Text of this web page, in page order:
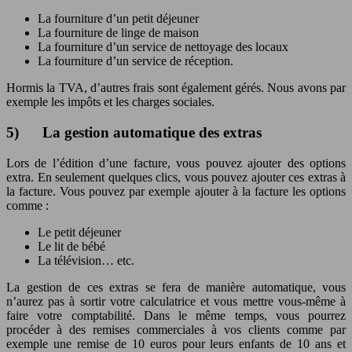
La fourniture d’un petit déjeuner
La fourniture de linge de maison
La fourniture d’un service de nettoyage des locaux
La fourniture d’un service de réception.
Hormis la TVA, d’autres frais sont également gérés. Nous avons par
exemple les impôts et les charges sociales.
5) La gestion automatique des extras
Lors de l’édition d’une facture, vous pouvez ajouter des options
extra. En seulement quelques clics, vous pouvez ajouter ces extras à
la facture. Vous pouvez par exemple ajouter à la facture les options
comme :
Le petit déjeuner
Le lit de bébé
La télévision… etc.
La gestion de ces extras se fera de manière automatique, vous
n’aurez pas à sortir votre calculatrice et vous mettre vous-même à
faire votre comptabilité. Dans le même temps, vous pourrez
procéder à des remises commerciales à vos clients comme par
exemple une remise de 10 euros pour leurs enfants de 10 ans et